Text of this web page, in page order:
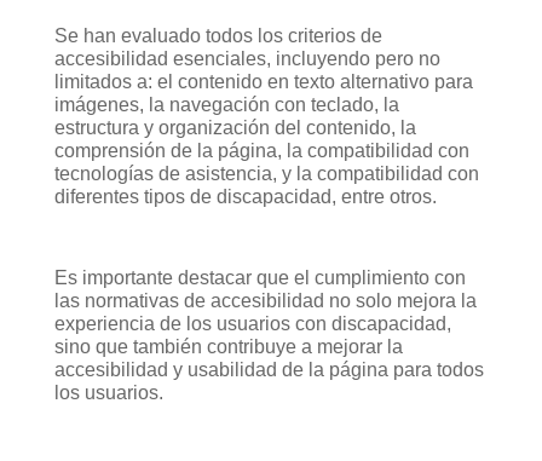
Se han evaluado todos los criterios de
accesibilidad esenciales, incluyendo pero no
limitados a: el contenido en texto alternativo para
imágenes, la navegación con teclado, la
estructura y organización del contenido, la
comprensión de la página, la compatibilidad con
tecnologías de asistencia, y la compatibilidad con
diferentes tipos de discapacidad, entre otros.
Es importante destacar que el cumplimiento con
las normativas de accesibilidad no solo mejora la
experiencia de los usuarios con discapacidad,
sino que también contribuye a mejorar la
accesibilidad y usabilidad de la página para todos
los usuarios.